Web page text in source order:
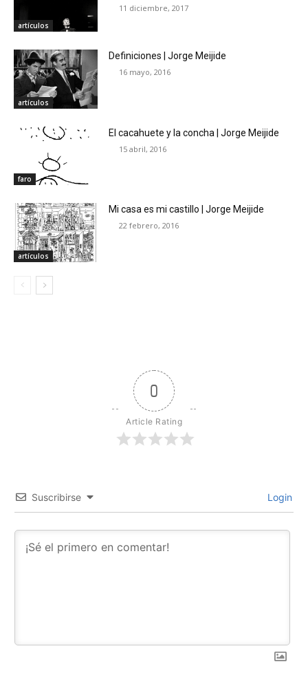
artículos
11 diciembre, 2017
artículos
Definiciones | Jorge Meijide
16 mayo, 2016
faro
El cacahuete y la concha | Jorge Meijide
15 abril, 2016
artículos
Mi casa es mi castillo | Jorge Meijide
22 febrero, 2016
0
Article Rating
Suscribirse Login